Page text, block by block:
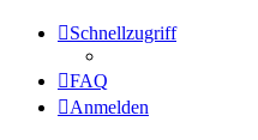
Schnellzugriff
FAQ
Anmelden